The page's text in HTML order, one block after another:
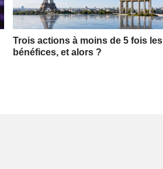
Trois actions à moins de 5 fois les
bénéfices, et alors ?